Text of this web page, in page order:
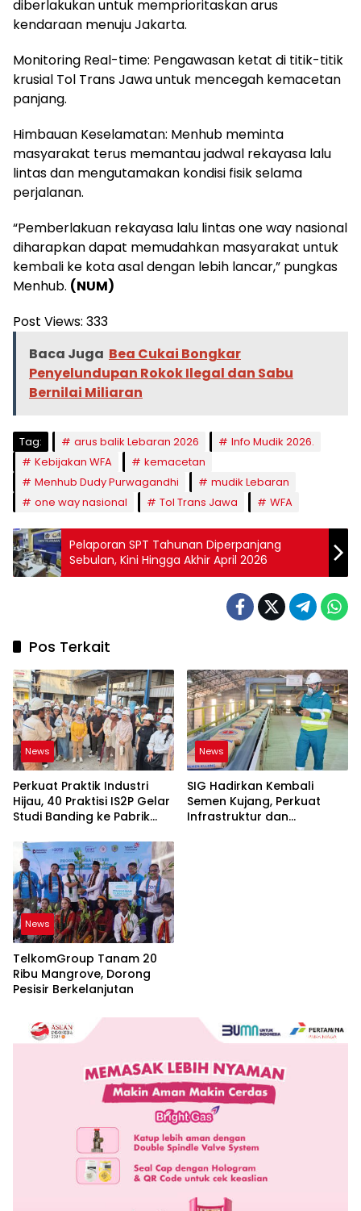
diberlakukan untuk memprioritaskan arus
kendaraan menuju Jakarta.
Monitoring Real-time: Pengawasan ketat di titik-titik
krusial Tol Trans Jawa untuk mencegah kemacetan
panjang.
Himbauan Keselamatan: Menhub meminta
masyarakat terus memantau jadwal rekayasa lalu
lintas dan mengutamakan kondisi fisik selama
perjalanan.
“Pemberlakuan rekayasa lalu lintas one way nasional
diharapkan dapat memudahkan masyarakat untuk
kembali ke kota asal dengan lebih lancar,” pungkas
Menhub. (NUM)
Post Views: 333
Baca Juga Bea Cukai Bongkar
Penyelundupan Rokok Ilegal dan Sabu
Bernilai Miliaran
Tag: arus balik Lebaran 2026
Info Mudik 2026.
Kebijakan WFA
kemacetan
Menhub Dudy Purwagandhi
mudik Lebaran
one way nasional
Tol Trans Jawa WFA
Pelaporan SPT Tahunan Diperpanjang
Sebulan, Kini Hingga Akhir April 2026
Pos Terkait
News
Perkuat Praktik Industri
Hijau, 40 Praktisi IS2P Gelar
Studi Banding ke Pabrik
News
SIG Hadirkan Kembali
Semen Kujang, Perkuat
Infrastruktur dan
News
TelkomGroup Tanam 20
Ribu Mangrove, Dorong
Pesisir Berkelanjutan